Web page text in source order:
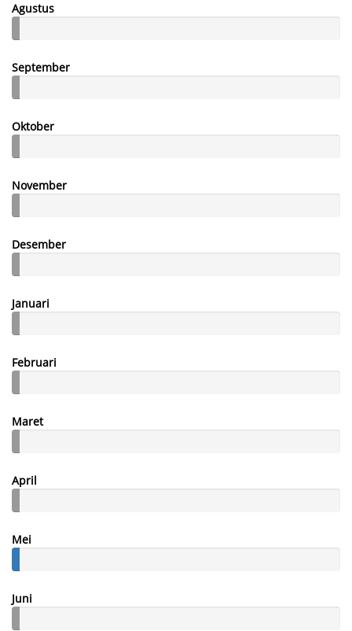
Agustus
September
Oktober
November
Desember
Januari
Februari
Maret
April
Mei
Juni